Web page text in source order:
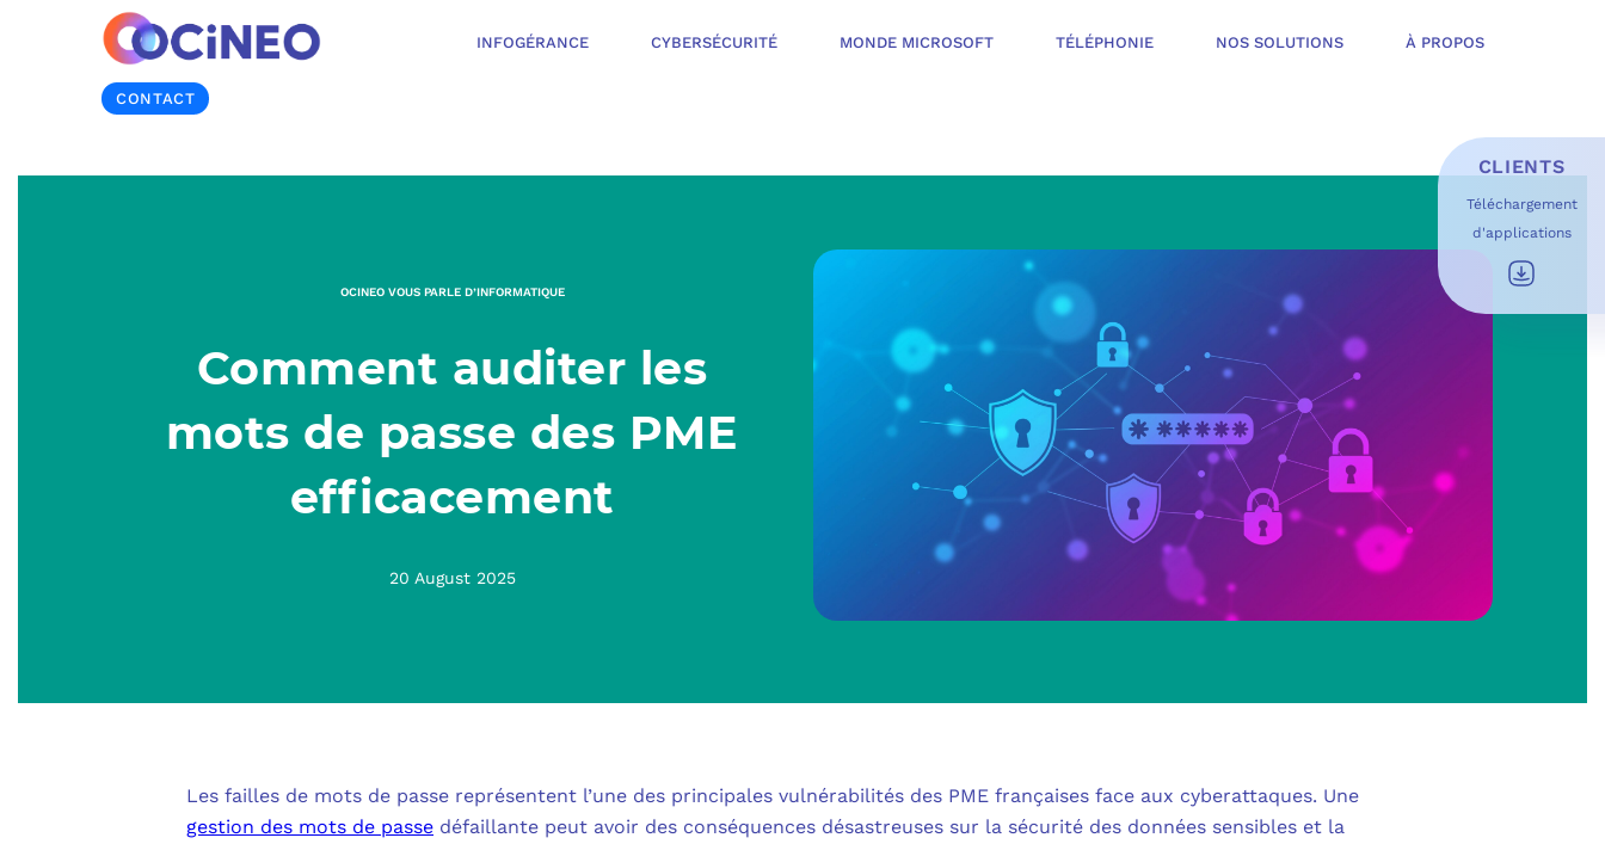
INFOGÉRANCE CYBERSÉCURITÉ MONDE MICROSOFT TÉLÉPHONIE NOS SOLUTIONS À PROPOS
CONTACT
CLIENTS
Téléchargement
d'applications
OCINEO VOUS PARLE D’INFORMATIQUE
Comment auditer les
mots de passe des PME
efficacement
20 August 2025
Les failles de mots de passe représentent l’une des principales vulnérabilités des PME françaises face aux cyberattaques. Une
gestion des mots de passe défaillante peut avoir des conséquences désastreuses sur la sécurité des données sensibles et la
INFOGÉRANCE
NOTRE OFFRE D’INFOGÉRANCE
VOTRE AUDIT OFFERT
NOTRE PROCESS DE TRAVAIL
CYBERSÉCURITÉ
PROTÉGER LES USAGES DU QUOTIDIEN
ORGANISER UNE SÉCURITÉ STRUCTURÉE
MESURER ET AMÉLIORER EN CONTINU
METTRE L’HUMAIN AU CŒUR DE LA DÉFENSE
FAQ CYBERSÉCURITÉ PME
MONDE MICROSOFT
L’ÉCOSYSTÈME MICROSOFT
MICROSOFT SHAREPOINT
MICROSOFT OUTLOOK
MICROSOFT POWER AUTOMATE
TÉLÉPHONIE
L’INFORMATIQUE SANS ENGAGEMENT